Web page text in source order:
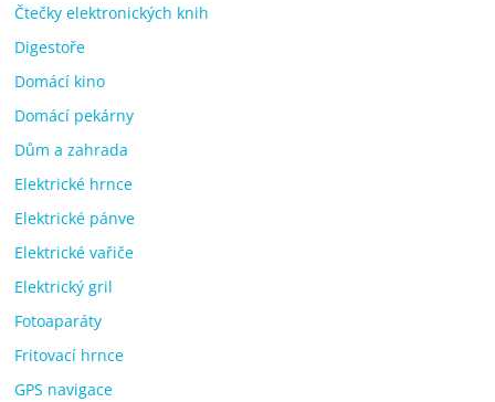
Čtečky elektronických knih
Digestoře
Domácí kino
Domácí pekárny
Dům a zahrada
Elektrické hrnce
Elektrické pánve
Elektrické vařiče
Elektrický gril
Fotoaparáty
Fritovací hrnce
GPS navigace